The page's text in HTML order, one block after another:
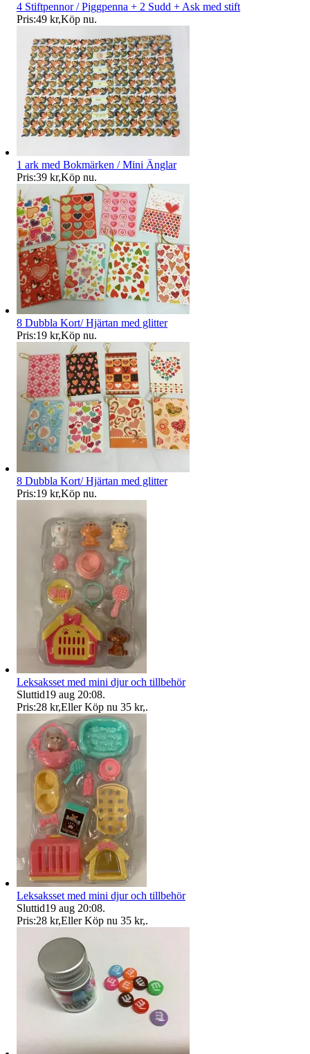
4 Stiftpennor / Piggpenna + 2 Sudd + Ask med stift
Pris:49 kr,Köp nu.
1 ark med Bokmärken / Mini Änglar
Pris:39 kr,Köp nu.
8 Dubbla Kort/ Hjärtan med glitter
Pris:19 kr,Köp nu.
8 Dubbla Kort/ Hjärtan med glitter
Pris:19 kr,Köp nu.
Leksaksset med mini djur och tillbehör
Sluttid19 aug 20:08.
Pris:28 kr,Eller Köp nu 35 kr,.
Leksaksset med mini djur och tillbehör
Sluttid19 aug 20:08.
Pris:28 kr,Eller Köp nu 35 kr,.